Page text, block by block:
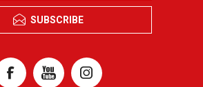
SUBSCRIBE